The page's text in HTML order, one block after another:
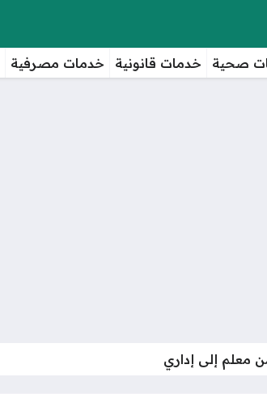
صحية خدمات قانونية خدمات مصرفية
معلم إلى إداري